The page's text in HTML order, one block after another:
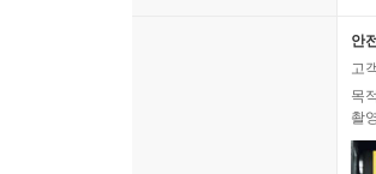
안
고
목
촬